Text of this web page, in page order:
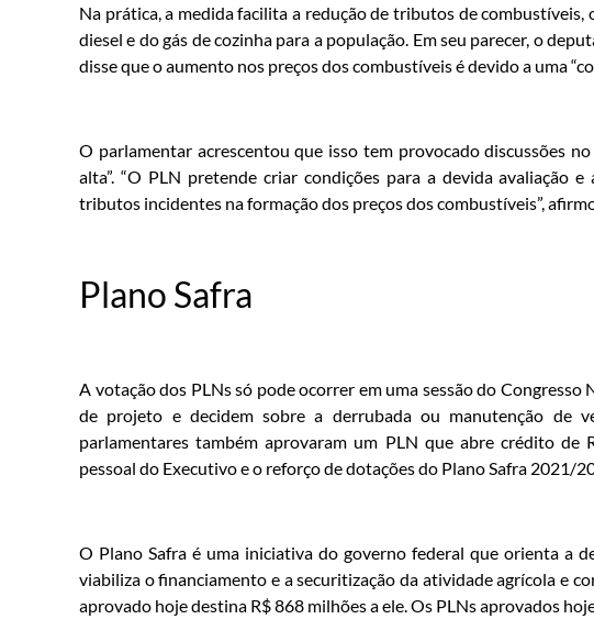
Na prática, a medida facilita a redução de tributos de
diesel e do gás de cozinha para a população. Em seu parecer, o
disse que o aumento nos preços dos combustíveis é devido a uma
O parlamentar acrescentou que isso tem provocado discussões
alta”. “O PLN pretende criar condições para a devida avaliação
tributos incidentes na formação dos preços dos combustíveis”,
Plano Safra
A votação dos PLNs só pode ocorrer em uma sessão do
de projeto e decidem sobre a derrubada ou manutenção de
parlamentares também aprovaram um PLN que abre crédito de
pessoal do Executivo e o reforço de dotações do Plano Safra 2021/
O Plano Safra é uma iniciativa do governo federal que orienta a
viabiliza o financiamento e a securitização da atividade agrícola e
aprovado hoje destina R$ 868 milhões a ele. Os PLNs aprovados